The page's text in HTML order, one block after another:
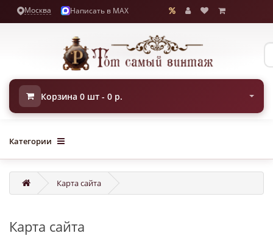
Москва Написать в MAX
Корзина 0 шт - 0 р.
Категории
Карта сайта
Карта сайта